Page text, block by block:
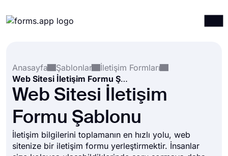
Entegrasyonlar
Şablonlar
Kaynaklar
Anasayfa
Şablonlar
İletişim Formları
Web Sitesi İletişim Formu Şablonu
Web Sitesi İletişim
Formu Şablonu
İletişim bilgilerini toplamanın en hızlı yolu, web
sitenize bir iletişim formu yerleştirmektir. İnsanlar